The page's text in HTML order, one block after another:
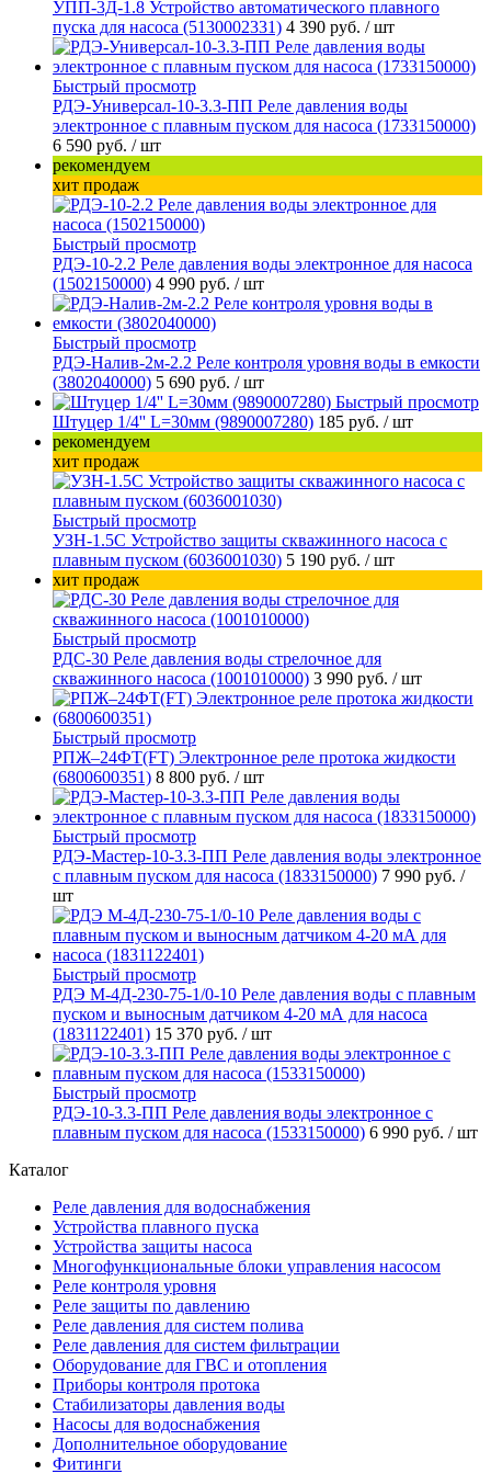
УПП-3Д-1.8 Устройство автоматического плавного
пуска для насоса (5130002331) 4 390 руб. / шт
Быстрый просмотр
РДЭ-Универсал-10-3.3-ПП Реле давления воды
электронное с плавным пуском для насоса (1733150000)
6 590 руб. / шт
рекомендуем
хит продаж
Быстрый просмотр
РДЭ-10-2.2 Реле давления воды электронное для насоса
(1502150000) 4 990 руб. / шт
Быстрый просмотр
РДЭ-Налив-2м-2.2 Реле контроля уровня воды в емкости
(3802040000) 5 690 руб. / шт
Быстрый просмотр
Штуцер 1/4'' L=30мм (9890007280) 185 руб. / шт
рекомендуем
хит продаж
Быстрый просмотр
УЗН-1.5С Устройство защиты скважинного насоса с
плавным пуском (6036001030) 5 190 руб. / шт
хит продаж
Быстрый просмотр
РДС-30 Реле давления воды стрелочное для
скважинного насоса (1001010000) 3 990 руб. / шт
Быстрый просмотр
РПЖ–24ФТ(FT) Электронное реле протока жидкости
(6800600351) 8 800 руб. / шт
Быстрый просмотр
РДЭ-Мастер-10-3.3-ПП Реле давления воды электронное
с плавным пуском для насоса (1833150000) 7 990 руб. /
шт
Быстрый просмотр
РДЭ М-4Д-230-75-1/0-10 Реле давления воды с плавным
пуском и выносным датчиком 4-20 мА для насоса
(1831122401) 15 370 руб. / шт
Быстрый просмотр
РДЭ-10-3.3-ПП Реле давления воды электронное с
плавным пуском для насоса (1533150000) 6 990 руб. / шт
Каталог
Реле давления для водоснабжения
Устройства плавного пуска
Устройства защиты насоса
Многофункциональные блоки управления насосом
Реле контроля уровня
Реле защиты по давлению
Реле давления для систем полива
Реле давления для систем фильтрации
Оборудование для ГВС и отопления
Приборы контроля протока
Стабилизаторы давления воды
Насосы для водоснабжения
Дополнительное оборудование
Фитинги